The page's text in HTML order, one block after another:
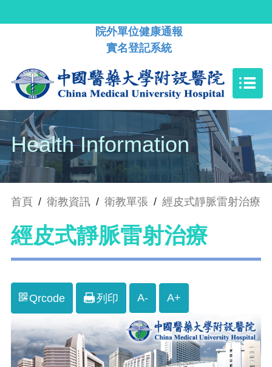
院外單位健康通報
實名登記系統
Health Information
首頁 / 衛教資訊 / 衛教單張 / 經皮式靜脈雷射治療
經皮式靜脈雷射治療
Qrcode 列印 A- A+